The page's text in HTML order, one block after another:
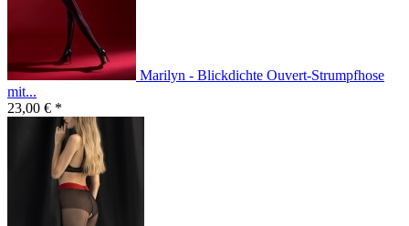
Marilyn - Blickdichte Ouvert-Strumpfhose
mit...
23,00 € *